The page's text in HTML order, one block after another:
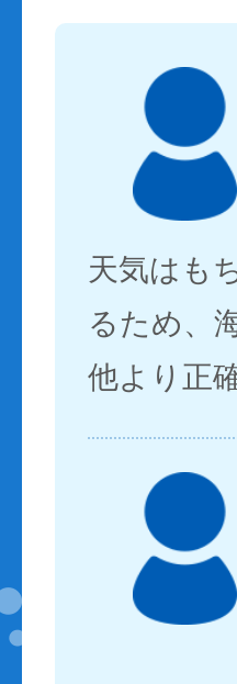
天気はも
るため、
他より正